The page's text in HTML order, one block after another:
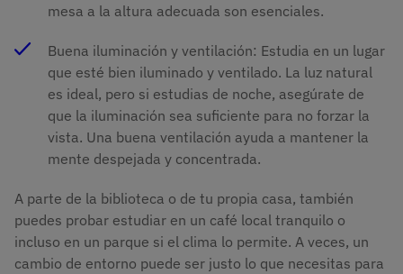
mesa a la altura adecuada son esenciales.
Buena iluminación y ventilación: Estudia en un lugar
que esté bien iluminado y ventilado. La luz natural
es ideal, pero si estudias de noche, asegúrate de
que la iluminación sea suficiente para no forzar la
vista. Una buena ventilación ayuda a mantener la
mente despejada y concentrada.
A parte de la biblioteca o de tu propia casa, también
puedes probar estudiar en un café local tranquilo o
incluso en un parque si el clima lo permite. A veces, un
cambio de entorno puede ser justo lo que necesitas para